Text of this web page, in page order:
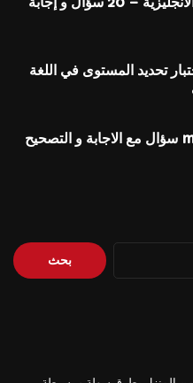
تحديد المستوى في اللغة
البحث
عن: